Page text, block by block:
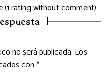
(1 rating without comment)
no será publicada. Los
con*